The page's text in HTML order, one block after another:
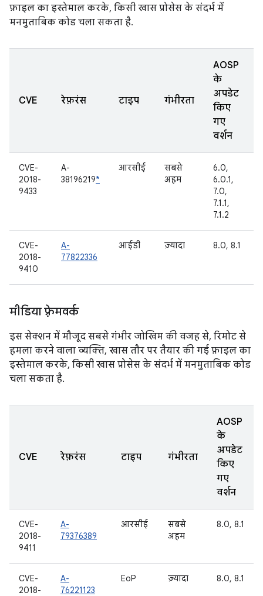
फ़ाइल का इस्तेमाल करके, किसी खास प्रोसेस के संदर्भ में
मनमुताबिक कोड चला सकता है.
CVE रेफ़रंस टाइप गंभीरता
AOSP
के
अपडेट
किए
गए
वर्शन
CVE-
2018-
9433
A-
38196219*
आरसीई
सबसे
अहम
6.0,
6.0.1,
7.0,
7.1.1,
7.1.2
CVE-
2018-
9410
A-
77822336
आईडी ज़्यादा 8.0, 8.1
मीडिया फ़्रेमवर्क
इस सेक्शन में मौजूद सबसे गंभीर जोखिम की वजह से, रिमोट से
हमला करने वाला व्यक्ति, खास तौर पर तैयार की गई फ़ाइल का
इस्तेमाल करके, किसी खास प्रोसेस के संदर्भ में मनमुताबिक कोड
चला सकता है.
CVE रेफ़रंस टाइप गंभीरता
AOSP
के
अपडेट
किए
गए
वर्शन
CVE-
2018-
9411
A-
79376389
आरसीई
सबसे
अहम
8.0, 8.1
CVE-
2018-
A-
76221123
EoP ज़्यादा 8.0, 8.1